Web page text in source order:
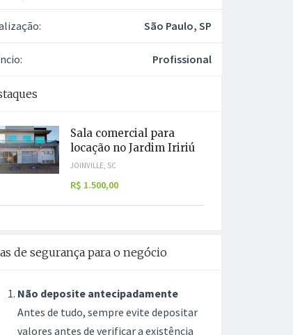
São Paulo, SP
Profissional
Sala comercial para
locação no Jardim Iririú
JOINVILLE, SC
R$ 1.500,00
de segurança para o negócio
Não deposite antecipadamente
Antes de tudo, sempre evite depositar
valores antes de verificar a existência